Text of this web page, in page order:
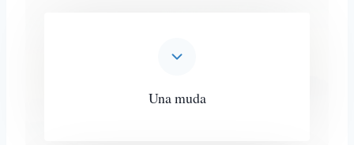
Una muda